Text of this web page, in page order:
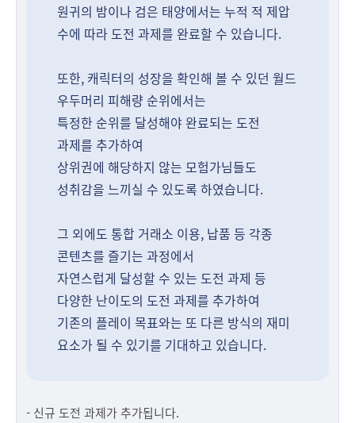
원귀의 밤이나 검은 태양에서는 누적 적 제압
수에 따라 도전 과제를 완료할 수 있습니다.
또한, 캐릭터의 성장을 확인해 볼 수 있던 월드
우두머리 피해량 순위에서는
특정한 순위를 달성해야 완료되는 도전
과제를 추가하여
상위권에 해당하지 않는 모험가님들도
성취감을 느끼실 수 있도록 하였습니다.
그 외에도 통합 거래소 이용, 납품 등 각종
콘텐츠를 즐기는 과정에서
자연스럽게 달성할 수 있는 도전 과제 등
다양한 난이도의 도전 과제를 추가하여
기존의 플레이 목표와는 또 다른 방식의 재미
요소가 될 수 있기를 기대하고 있습니다.
- 신규 도전 과제가 추가됩니다.